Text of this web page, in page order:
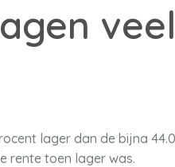
lager dan de bijna
rente toen lager was.